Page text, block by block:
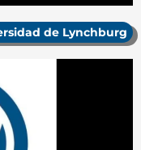
de Lynchburg